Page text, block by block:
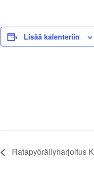
Lisää kalenteriin
Ratapyöräilyharjoitus